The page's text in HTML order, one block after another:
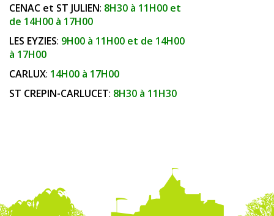
CENAC et ST JULIEN: 8H30 à 11H00 et
de 14H00 à 17H00
LES EYZIES: 9H00 à 11H00 et de 14H00
à 17H00
CARLUX: 14H00 à 17H00
ST CREPIN-CARLUCET: 8H30 à 11H30